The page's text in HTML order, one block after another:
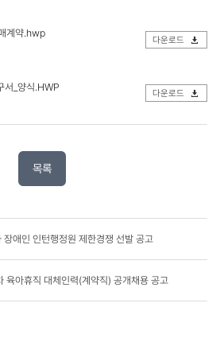
계약.hwp
다운로드
서_양식.HWP
다운로드
목록
애인 인턴행정원 제한경쟁 선발 공고
아휴직 대체인력(계약직) 공개채용 공고